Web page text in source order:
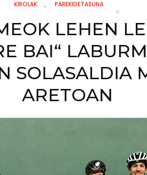
KIROLAK , PAREKIDETASUNA
LEHEN
BAI“
SOLASALDIA
ARETOAN